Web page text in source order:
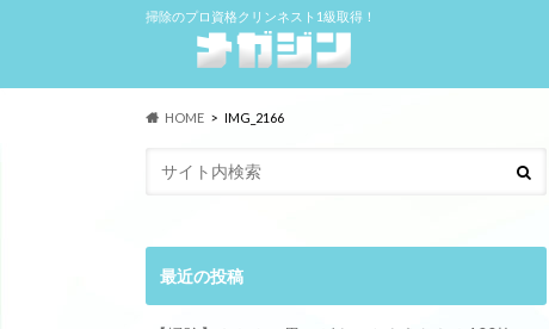
掃除のプロ資格クリンネスト1級取得！
HOME IMG_2166
最近の投稿